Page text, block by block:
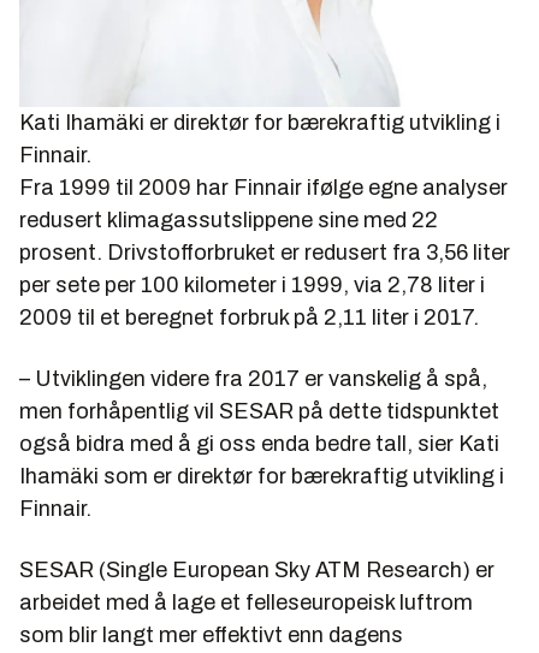
Kati Ihamäki er direktør for bærekraftig utvikling i
Finnair.
Fra 1999 til 2009 har Finnair ifølge egne analyser
redusert klimagassutslippene sine med 22
prosent. Drivstofforbruket er redusert fra 3,56 liter
per sete per 100 kilometer i 1999, via 2,78 liter i
2009 til et beregnet forbruk på 2,11 liter i 2017.
– Utviklingen videre fra 2017 er vanskelig å spå,
men forhåpentlig vil SESAR på dette tidspunktet
også bidra med å gi oss enda bedre tall, sier Kati
Ihamäki som er direktør for bærekraftig utvikling i
Finnair.
SESAR (Single European Sky ATM Research) er
arbeidet med å lage et felleseuropeisk luftrom
som blir langt mer effektivt enn dagens